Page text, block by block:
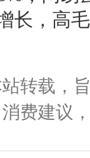
长，高
转载，
费建议